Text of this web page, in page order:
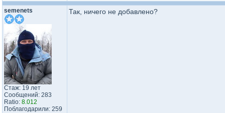
semenets
Стаж: 19 лет
Сообщений: 283
Ratio: 8.012
Поблагодарили: 259
Так, ничего не добавлено?